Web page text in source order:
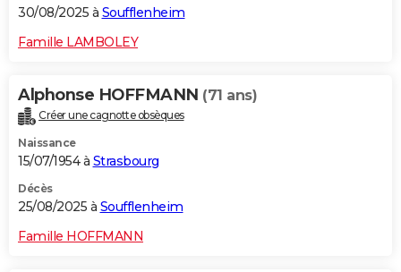
30/08/2025 à Soufflenheim
Famille LAMBOLEY
Alphonse HOFFMANN (71 ans)
Créer une cagnotte obsèques
Naissance
15/07/1954 à Strasbourg
Décès
25/08/2025 à Soufflenheim
Famille HOFFMANN